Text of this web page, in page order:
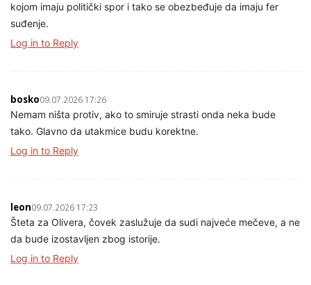
kojom imaju politički spor i tako se obezbeđuje da imaju fer
suđenje.
Log in to Reply
bosko09.07.2026 17:26
Nemam ništa protiv, ako to smiruje strasti onda neka bude
tako. Glavno da utakmice budu korektne.
Log in to Reply
leon09.07.2026 17:23
Šteta za Olivera, čovek zaslužuje da sudi najveće mečeve, a ne
da bude izostavljen zbog istorije.
Log in to Reply